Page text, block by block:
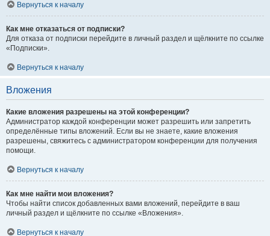
Вернуться к началу
Как мне отказаться от подписки?
Для отказа от подписки перейдите в личный раздел и щёлкните по ссылке
«Подписки».
Вернуться к началу
Вложения
Какие вложения разрешены на этой конференции?
Администратор каждой конференции может разрешить или запретить
определённые типы вложений. Если вы не знаете, какие вложения
разрешены, свяжитесь с администратором конференции для получения
помощи.
Вернуться к началу
Как мне найти мои вложения?
Чтобы найти список добавленных вами вложений, перейдите в ваш
личный раздел и щёлкните по ссылке «Вложения».
Вернуться к началу